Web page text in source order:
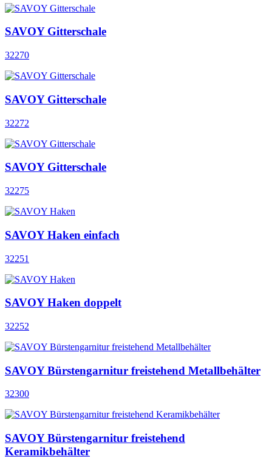
SAVOY Gitterschale
32270
SAVOY Gitterschale
32272
SAVOY Gitterschale
32275
SAVOY Haken einfach
32251
SAVOY Haken doppelt
32252
SAVOY Bürstengarnitur freistehend Metallbehälter
32300
SAVOY Bürstengarnitur freistehend
Keramikbehälter